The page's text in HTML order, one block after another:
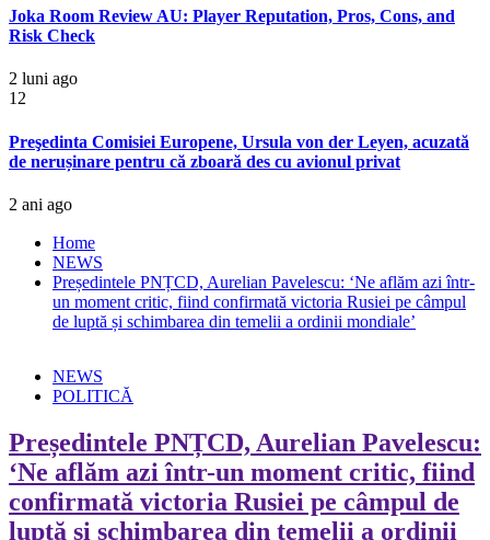
Joka Room Review AU: Player Reputation, Pros, Cons, and
Risk Check
2 luni ago
12
Preşedinta Comisiei Europene, Ursula von der Leyen, acuzată
de nerușinare pentru că zboară des cu avionul privat
2 ani ago
Home
NEWS
Președintele PNȚCD, Aurelian Pavelescu: ‘Ne aflăm azi într-
un moment critic, fiind confirmată victoria Rusiei pe câmpul
de luptă și schimbarea din temelii a ordinii mondiale’
NEWS
POLITICĂ
Președintele PNȚCD, Aurelian Pavelescu:
‘Ne aflăm azi într-un moment critic, fiind
confirmată victoria Rusiei pe câmpul de
luptă și schimbarea din temelii a ordinii